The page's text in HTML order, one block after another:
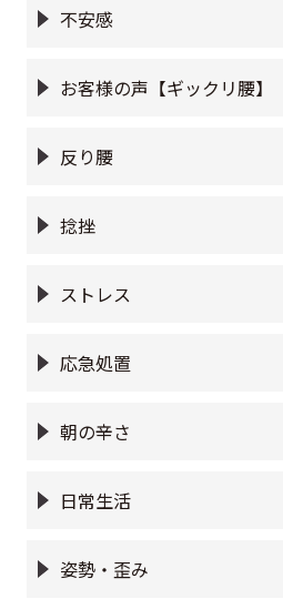
不安感
お客様の声【ギックリ腰】
反り腰
捻挫
ストレス
応急処置
朝の辛さ
日常生活
姿勢・歪み